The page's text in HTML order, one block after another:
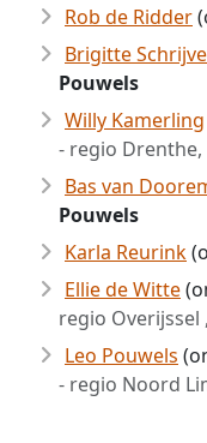
Rob de Ridder
Brigitte
Pouwels
Willy Kamerling
- regio Drenthe,
Bas van
Pouwels
Karla Reurink
Ellie de Witte
regio Overijssel
Leo Pouwels
- regio Noord